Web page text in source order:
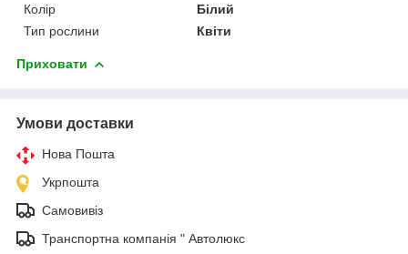
Колір
Білий
Тип рослини
Квіти
Приховати
Умови доставки
Нова Пошта
Укрпошта
Самовивіз
Транспортна компанія " Автолюкс